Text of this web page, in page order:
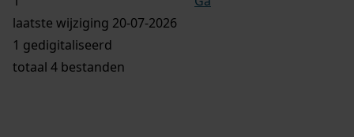
laatste wijziging 20-07-2026
1 gedigitaliseerd
totaal 4 bestanden